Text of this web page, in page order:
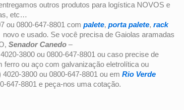
outros produtos para logística NOVOS e
etc…
ou 0800-647-8801 com palete, porta palete, rack
e usado. Se você precisa de Gaiolas aramadas
Senador Canedo –
3800 ou 0800-647-8801 ou caso precise de
ou aço com galvanização eletrolítica ou
3800 ou 0800-647-8801 ou em Rio Verde
647-8801 e peça-nos uma cotação.